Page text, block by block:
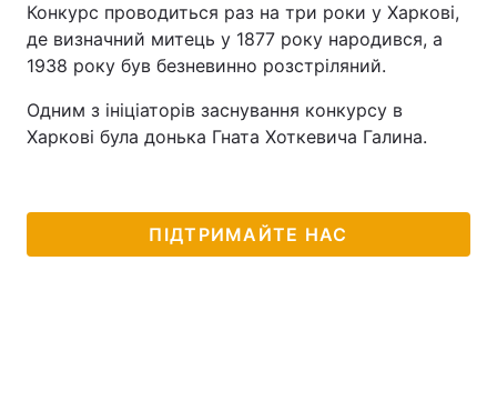
Конкурс проводиться раз на три роки у Харкові,
де визначний митець у 1877 року народився, а
1938 року був безневинно розстріляний.
Одним з ініціаторів заснування конкурсу в
Харкові була донька Гната Хоткевича Галина.
ПІДТРИМАЙТЕ НАС